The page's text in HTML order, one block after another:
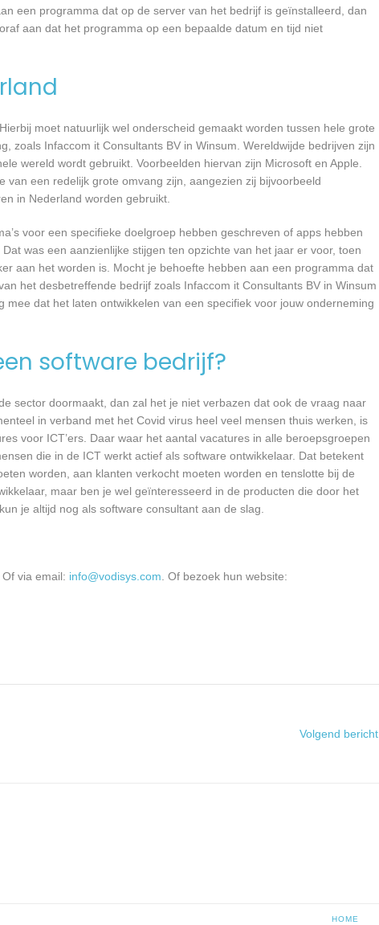
een programma dat op de server van het bedrijf is geïnstalleerd, dan
aan dat het programma op een bepaalde datum en tijd niet
moet natuurlijk wel onderscheid gemaakt worden tussen hele grote
zoals Infaccom it Consultants BV in Winsum. Wereldwijde bedrijven zijn
wereld wordt gebruikt. Voorbeelden hiervan zijn Microsoft en Apple.
een redelijk grote omvang zijn, aangezien zij bijvoorbeeld
in Nederland worden gebruikt.
voor een specifieke doelgroep hebben geschreven of apps hebben
was een aanzienlijke stijgen ten opzichte van het jaar er voor, toen
aan het worden is. Mocht je behoefte hebben aan een programma dat
het desbetreffende bedrijf zoals Infaccom it Consultants BV in Winsum
dat het laten ontwikkelen van een specifiek voor jouw onderneming
software bedrijf?
sector doormaakt, dan zal het je niet verbazen dat ook de vraag naar
in verband met het Covid virus heel veel mensen thuis werken, is
voor ICT’ers. Daar waar het aantal vacatures in alle beroepsgroepen
die in de ICT werkt actief als software ontwikkelaar. Dat betekent
worden, aan klanten verkocht moeten worden en tenslotte bij de
maar ben je wel geïnteresseerd in de producten die door het
je altijd nog als software consultant aan de slag.
via email: info@vodisys.com . Of bezoek hun website:
Volgend bericht
HOME